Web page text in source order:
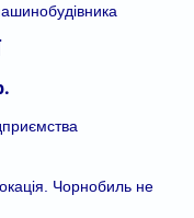
Чорнобиль не